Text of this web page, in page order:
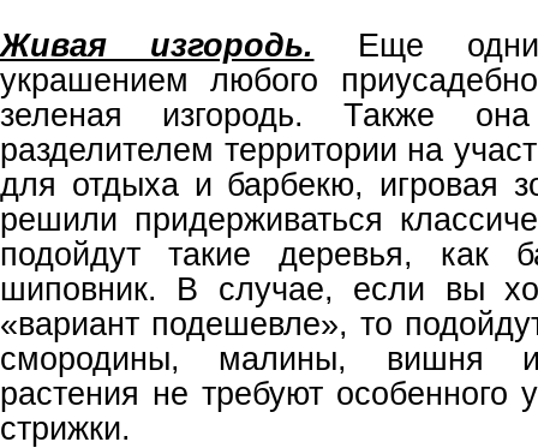
Живая изгородь.
Еще
украшением любого
зеленая изгородь. Также
разделителем территории на
для отдыха и барбекю, игровая
решили придерживаться
подойдут такие деревья, как
шиповник. В случае, если вы
«вариант подешевле», то
смородины, малины, вишня
растения не требуют особенного
стрижки.